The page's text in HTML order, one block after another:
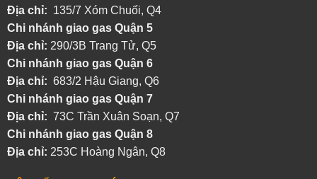
Địa chỉ: 135/7 Xóm Chuối, Q4
Chi nhánh giao gas Quận 5
Địa chỉ: 290/3B Trang Tử, Q5
Chi nhánh giao gas Quận 6
Địa chỉ: 683/2 Hậu Giang, Q6
Chi nhánh giao gas Quận 7
Địa chỉ: 73C Trần Xuân Soạn, Q7
Chi nhánh giao gas Quận 8
Địa chỉ: 253C Hoàng Ngân, Q8